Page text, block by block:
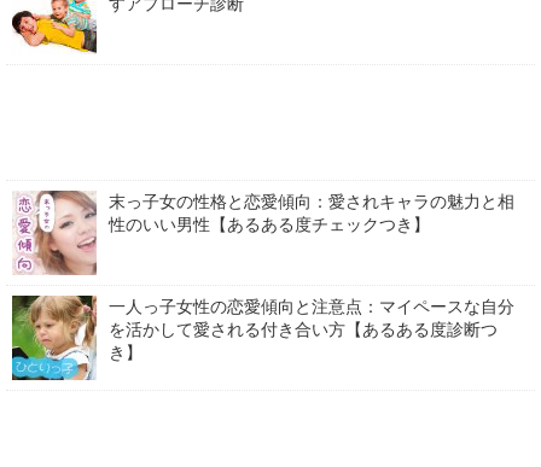
末っ子女の性格と恋愛傾向：愛されキャラの魅力と相
性のいい男性【あるある度チェックつき】
一人っ子女性の恋愛傾向と注意点：マイペースな自分
を活かして愛される付き合い方【あるある度診断つ
き】